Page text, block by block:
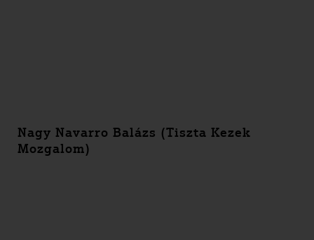
Nagy Navarro Balázs (Tiszta Kezek
Mozgalom)